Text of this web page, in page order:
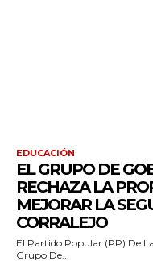
EDUCACIÓN
EL GRUPO DE
RECHAZA LA
MEJORAR LA
CORRALEJO
El Partido Popular (PP) De
Grupo De...